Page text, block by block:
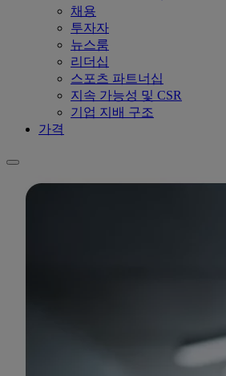
채용
투자자
뉴스룸
리더십
스포츠 파트너십
지속 가능성 및 CSR
기업 지배 구조
가격